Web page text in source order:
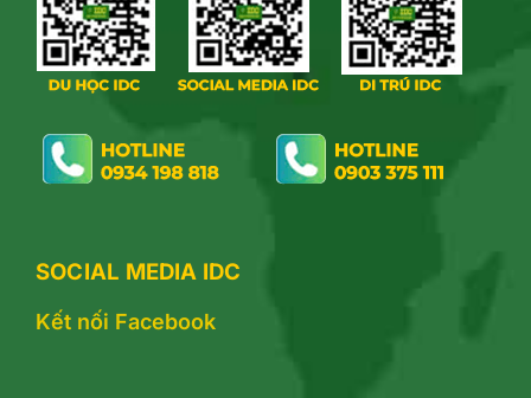
SOCIAL MEDIA IDC
Kết nối Facebook